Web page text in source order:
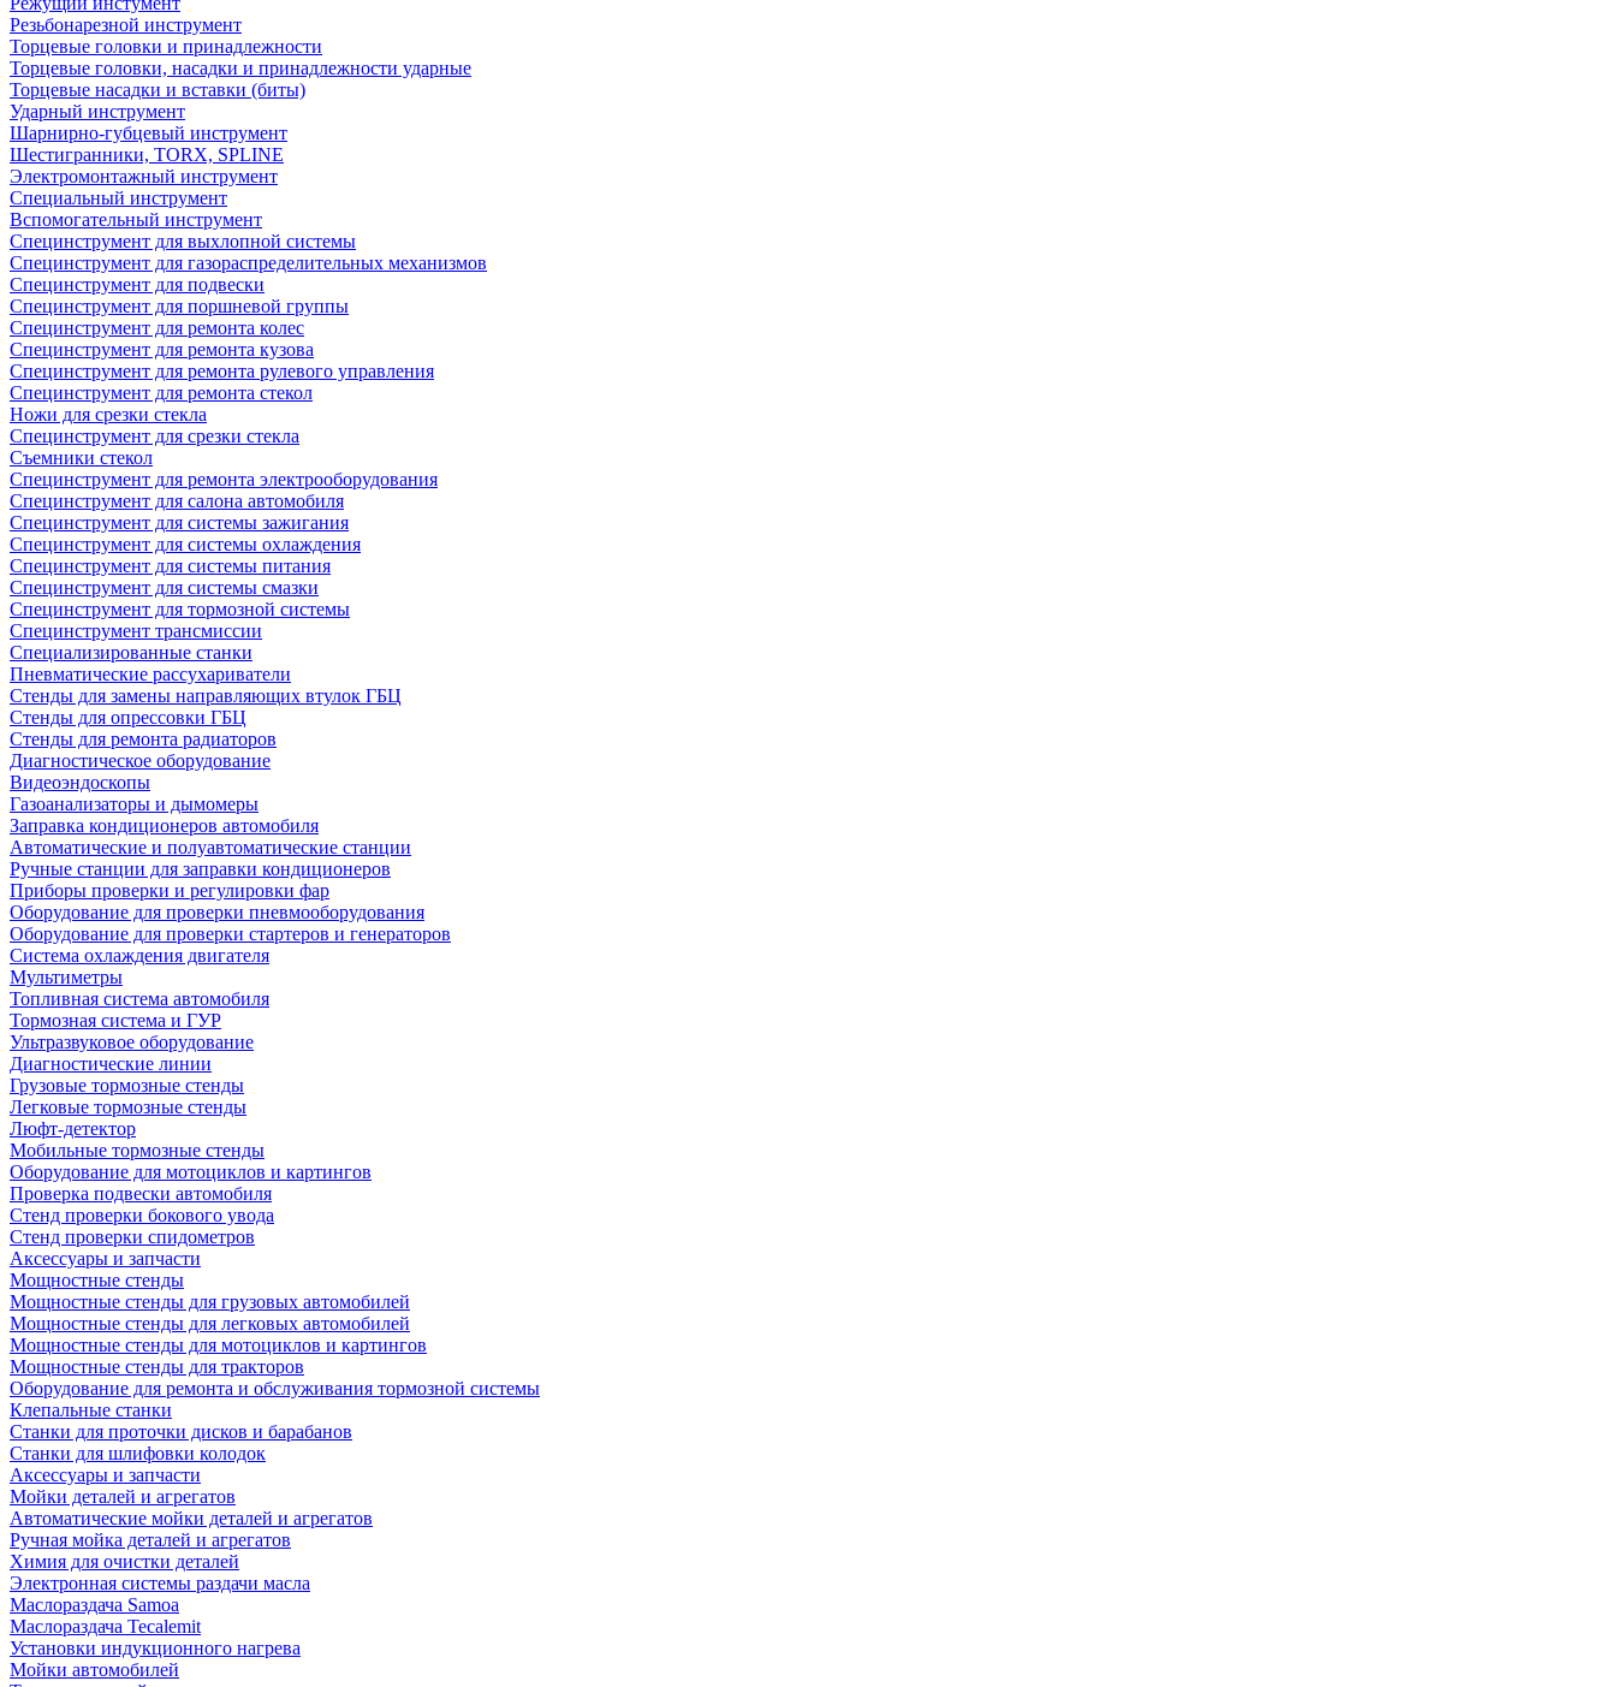
Резьбонарезной инструмент
Торцевые головки и принадлежности
Торцевые головки, насадки и принадлежности ударные
Торцевые насадки и вставки (биты)
Ударный инструмент
Шарнирно-губцевый инструмент
Шестигранники, TORX, SPLINE
Электромонтажный инструмент
Специальный инструмент
Вспомогательный инструмент
Специнструмент для выхлопной системы
Специнструмент для газораспределительных механизмов
Специнструмент для подвески
Специнструмент для поршневой группы
Специнструмент для ремонта колес
Специнструмент для ремонта кузова
Специнструмент для ремонта рулевого управления
Специнструмент для ремонта стекол
Ножи для срезки стекла
Специнструмент для срезки стекла
Съемники стекол
Специнструмент для ремонта электрооборудования
Специнструмент для салона автомобиля
Специнструмент для системы зажигания
Специнструмент для системы охлаждения
Специнструмент для системы питания
Специнструмент для системы смазки
Специнструмент для тормозной системы
Специнструмент трансмиссии
Специализированные станки
Пневматические рассухариватели
Стенды для замены направляющих втулок ГБЦ
Стенды для опрессовки ГБЦ
Стенды для ремонта радиаторов
Диагностическое оборудование
Видеоэндоскопы
Газоанализаторы и дымомеры
Заправка кондиционеров автомобиля
Автоматические и полуавтоматические станции
Ручные станции для заправки кондиционеров
Приборы проверки и регулировки фар
Оборудование для проверки пневмооборудования
Оборудование для проверки стартеров и генераторов
Система охлаждения двигателя
Мультиметры
Топливная система автомобиля
Тормозная система и ГУР
Ультразвуковое оборудование
Диагностические линии
Грузовые тормозные стенды
Легковые тормозные стенды
Люфт-детектор
Мобильные тормозные стенды
Оборудование для мотоциклов и картингов
Проверка подвески автомобиля
Стенд проверки бокового увода
Стенд проверки спидометров
Аксессуары и запчасти
Мощностные стенды
Мощностные стенды для грузовых автомобилей
Мощностные стенды для легковых автомобилей
Мощностные стенды для мотоциклов и картингов
Мощностные стенды для тракторов
Оборудование для ремонта и обслуживания тормозной системы
Клепальные станки
Станки для проточки дисков и барабанов
Станки для шлифовки колодок
Аксессуары и запчасти
Мойки деталей и агрегатов
Автоматические мойки деталей и агрегатов
Ручная мойка деталей и агрегатов
Химия для очистки деталей
Электронная системы раздачи масла
Маслораздача Samoa
Маслораздача Tecalemit
Установки индукционного нагрева
Мойки автомобилей